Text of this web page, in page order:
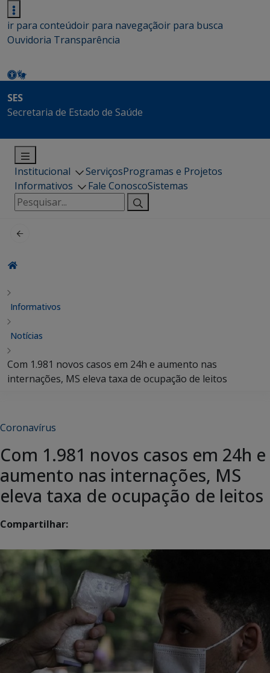
ir para conteúdoir para navegaçãoir para busca
Ouvidoria Transparência
SES
Secretaria de Estado de Saúde
Institucional ServiçosProgramas e Projetos
Informativos
Fale ConoscoSistemas
Pesquisar
por:
Informativos
Notícias
Com 1.981 novos casos em 24h e aumento nas
internações, MS eleva taxa de ocupação de leitos
Coronavírus
Com 1.981 novos casos em 24h e
aumento nas internações, MS
eleva taxa de ocupação de leitos
Compartilhar: